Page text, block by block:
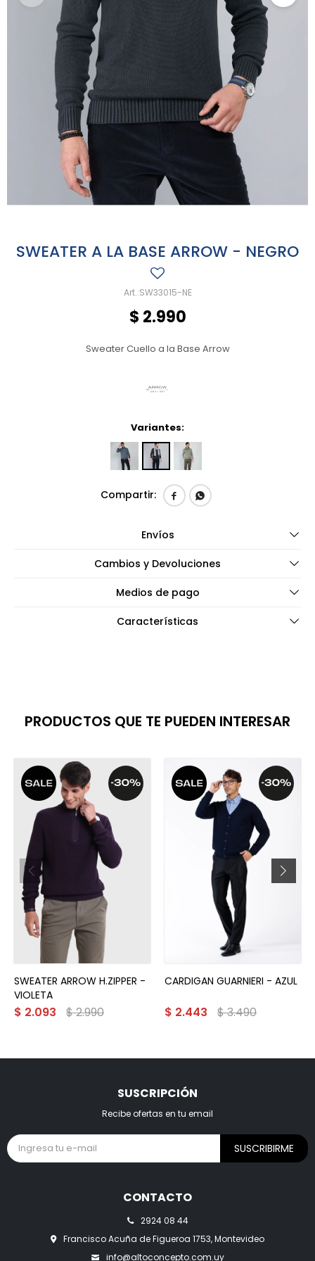
SWEATER A LA BASE ARROW - NEGRO
SW33015-NE
$ 2.990
Sweater Cuello a la Base Arrow
Variantes:
 
Envíos
Cambios y Devoluciones
Medios de pago
Características
PRODUCTOS QUE TE PUEDEN INTERESAR
SWEATER ARROW H.ZIPPER -
VIOLETA
$ 2.093 $2.990
CARDIGAN GUARNIERI - AZUL
$ 2.443 $3.490
CONTACTO
2924 08 44
Francisco Acuña de Figueroa 1753, Montevideo
info@altoconcepto.com.uy
SUSCRIPCIÓN
Recibe ofertas en tu email
SUSCRIBIRME